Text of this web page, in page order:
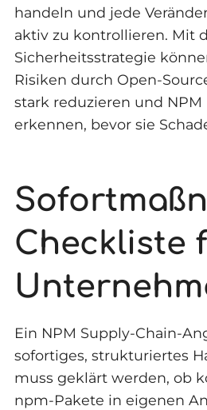
handeln und jede
aktiv zu kontrollieren. Mit
Sicherheitsstrategie
Risiken durch Open-
stark reduzieren und
erkennen, bevor sie
Checkliste
Ein NPM Supply-Chain-
sofortiges, strukturiertes
muss geklärt werden, ob
npm-Pakete in eigenen